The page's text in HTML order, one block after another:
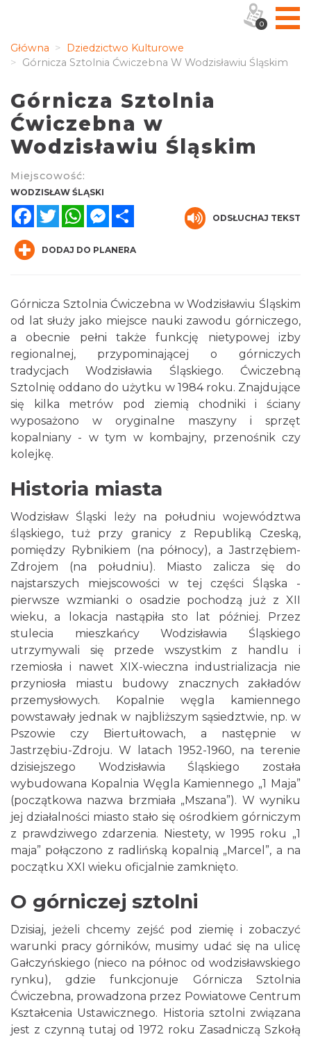
Główna
Dziedzictwo Kulturowe
Górnicza Sztolnia Ćwiczebna W Wodzisławiu Śląskim
Górnicza Sztolnia
Ćwiczebna w
Wodzisławiu Śląskim
Miejscowość:
WODZISŁAW ŚLĄSKI
FacebookTwitterWhatsAppMessenger
ODSŁUCHAJ TEKST
DODAJ DO PLANERA
Górnicza Sztolnia Ćwiczebna w Wodzisławiu Śląskim
od lat służy jako miejsce nauki zawodu górniczego,
a obecnie pełni także funkcję nietypowej izby
regionalnej, przypominającej o górniczych
tradycjach Wodzisławia Śląskiego. Ćwiczebną
Sztolnię oddano do użytku w 1984 roku. Znajdujące
się kilka metrów pod ziemią chodniki i ściany
wyposażono w oryginalne maszyny i sprzęt
kopalniany - w tym w kombajny, przenośnik czy
kolejkę.
Historia miasta
Wodzisław Śląski leży na południu województwa
śląskiego, tuż przy granicy z Republiką Czeską,
pomiędzy Rybnikiem (na północy), a Jastrzębiem-
Zdrojem (na południu). Miasto zalicza się do
najstarszych miejscowości w tej części Śląska -
pierwsze wzmianki o osadzie pochodzą już z XII
wieku, a lokacja nastąpiła sto lat później. Przez
stulecia mieszkańcy Wodzisławia Śląskiego
utrzymywali się przede wszystkim z handlu i
rzemiosła i nawet XIX-wieczna industrializacja nie
przyniosła miastu budowy znacznych zakładów
przemysłowych. Kopalnie węgla kamiennego
powstawały jednak w najbliższym sąsiedztwie, np. w
Pszowie czy Biertułtowach, a następnie w
Jastrzębiu-Zdroju. W latach 1952-1960, na terenie
dzisiejszego Wodzisławia Śląskiego została
wybudowana Kopalnia Węgla Kamiennego „1 Maja”
(początkowa nazwa brzmiała „Mszana”). W wyniku
jej działalności miasto stało się ośrodkiem górniczym
z prawdziwego zdarzenia. Niestety, w 1995 roku „1
maja” połączono z radlińską kopalnią „Marcel”, a na
początku XXI wieku oficjalnie zamknięto.
O górniczej sztolni
Dzisiaj, jeżeli chcemy zejść pod ziemię i zobaczyć
warunki pracy górników, musimy udać się na ulicę
Gałczyńskiego (nieco na północ od wodzisławskiego
rynku), gdzie funkcjonuje Górnicza Sztolnia
Ćwiczebna, prowadzona przez Powiatowe Centrum
Kształcenia Ustawicznego. Historia sztolni związana
jest z czynną tutaj od 1972 roku Zasadniczą Szkołą
0